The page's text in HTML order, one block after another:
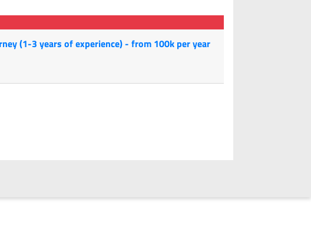
(1-3 years of experience) - from 100k per year